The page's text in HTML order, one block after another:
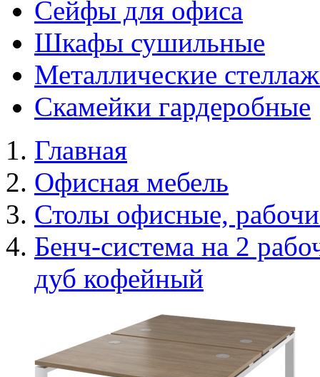
Сейфы для офиса
Шкафы сушильные
Металлические
Скамейки гардеробные
Главная
Офисная мебель
Столы офисные,
Бенч-система на 2
дуб кофейный